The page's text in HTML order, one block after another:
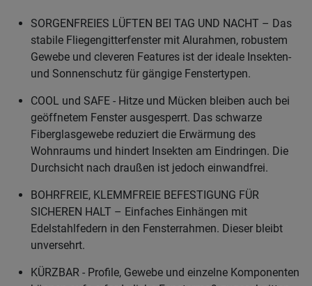
SORGENFREIES LÜFTEN BEI TAG UND NACHT – Das
stabile Fliegengitterfenster mit Alurahmen, robustem
Gewebe und cleveren Features ist der ideale Insekten-
und Sonnenschutz für gängige Fenstertypen.
COOL und SAFE - Hitze und Mücken bleiben auch bei
geöffnetem Fenster ausgesperrt. Das schwarze
Fiberglasgewebe reduziert die Erwärmung des
Wohnraums und hindert Insekten am Eindringen. Die
Durchsicht nach draußen ist jedoch einwandfrei.
BOHRFREIE, KLEMMFREIE BEFESTIGUNG FÜR
SICHEREN HALT – Einfaches Einhängen mit
Edelstahlfedern in den Fensterrahmen. Dieser bleibt
unversehrt.
KÜRZBAR - Profile, Gewebe und einzelne Komponenten